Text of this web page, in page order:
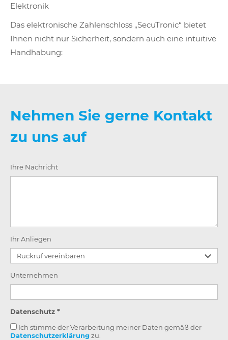
Elektronik
Das elektronische Zahlenschloss „SecuTronic“ bietet
Ihnen nicht nur Sicherheit, sondern auch eine intuitive
Handhabung:
Nehmen Sie gerne Kontakt
zu uns auf
Ihre Nachricht
Ihr Anliegen
Unternehmen
Datenschutz *
Ich stimme der Verarbeitung meiner Daten gemäß der
Datenschutzerklärungzu.